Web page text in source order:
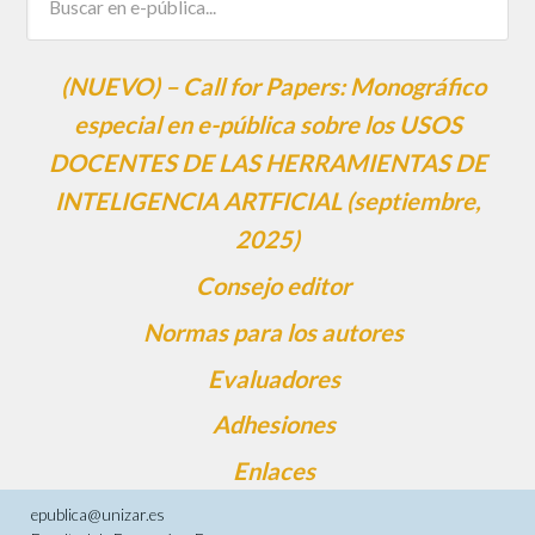
(NUEVO) – Call for Papers: Monográfico
especial en e-pública sobre los USOS
DOCENTES DE LAS HERRAMIENTAS DE
INTELIGENCIA ARTFICIAL (septiembre,
2025)
Consejo editor
Normas para los autores
Evaluadores
Adhesiones
Enlaces
epublica@unizar.es